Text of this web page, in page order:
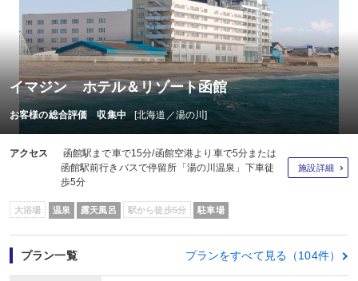
イマジン ホテル＆リゾート函館
お客様の総合評価 収集中 [北海道／湯の川]
アクセス
函館駅まで車で15分/函館空港より車で5分または
函館駅前行きバスで停留所「湯の川温泉」下車徒
歩5分
施設詳細
大浴場 温泉 露天風呂 駅から徒歩5分 駐車場
プラン一覧 プランをすべて見る（104件）